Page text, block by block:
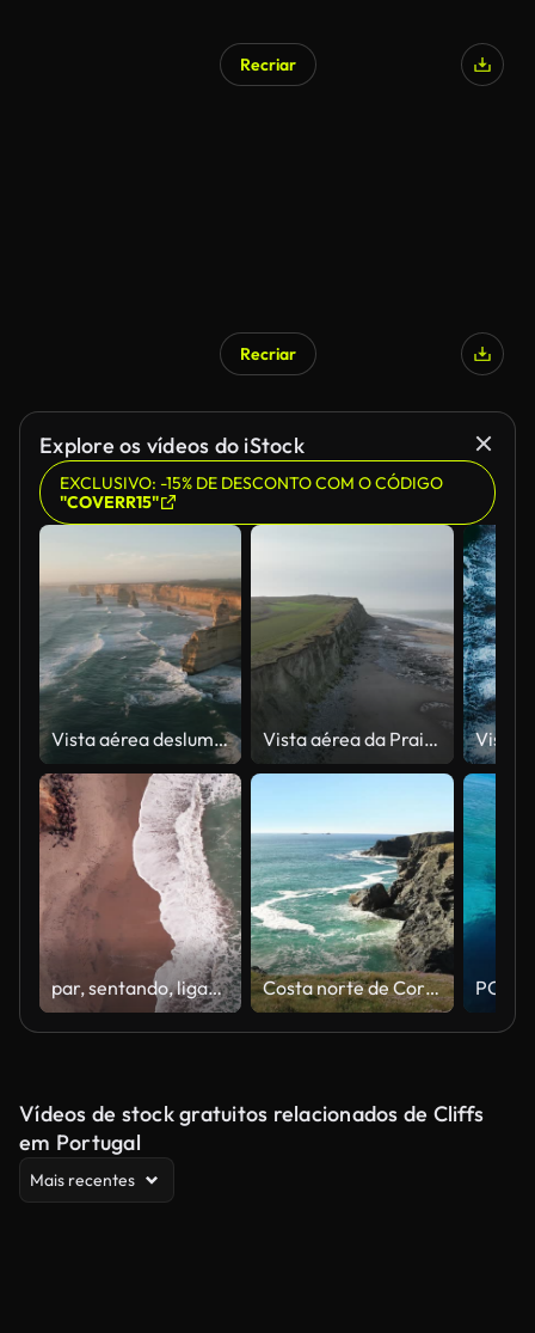
Recriar
Recriar
Explore os vídeos do iStock
EXCLUSIVO: -15% DE DESCONTO COM O CÓDIGO
"COVERR15"
Vista aérea deslumbrante de drone dos Doze Apóstolos, uma coleção de pilhas de calcário e atração turística ao largo da costa do Parque Nacional Port Campbell, pela Great Ocean Road em Victoria, Austrália Vista aérea da Praia de Sangatte com costa arenosa e ondas, Pas de Calais, França.
par, sentando, ligado, um, cobertor, em, torrey pines, state beach, em, san diego, vista aérea, de, a, ondas, quebrando, contra, a, costa Costa norte de Cornwall. Perto de Constantine Bay, Treyarnon e Porthcothan.
Vídeos de stock gratuitos relacionados de Cliffs
em Portugal
Mais recentes